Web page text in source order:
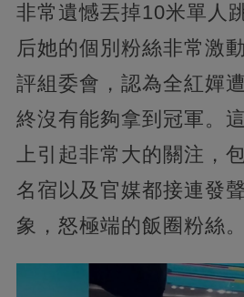
非常遺憾丟掉10米單人
后她的個別粉絲非常激
評組委會，認為全紅嬋
終沒有能夠拿到冠軍。
上引起非常大的關注，
名宿以及官媒都接連發
象，怒極端的飯圈粉絲。